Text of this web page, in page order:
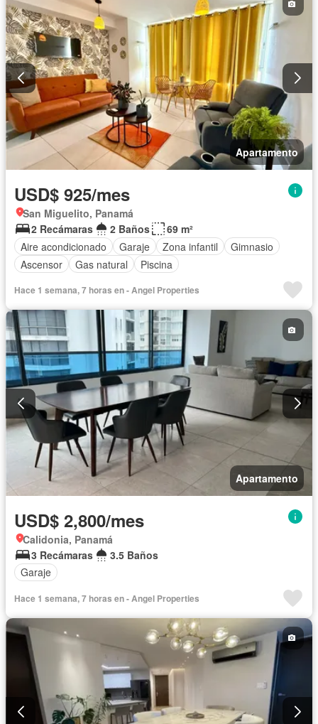
Apartamento
USD$ 925/mes
San Miguelito, Panamá
2 Recámaras
2 Baños
69 m²
Aire acondicionado
Garaje Zona infantil
Gimnasio
Ascensor
Gas natural Piscina
Hace 1 semana, 7 horas en - Angel Properties
Apartamento
USD$ 2,800/mes
Calidonia, Panamá
3 Recámaras
3.5 Baños
Garaje
Hace 1 semana, 7 horas en - Angel Properties